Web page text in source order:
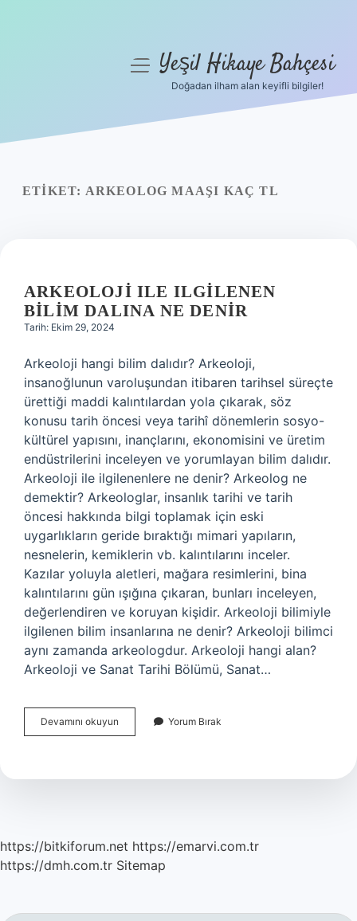
Yasal Uyarı
menüyüYeşil Hikaye Bahçesi
Doğadan ilham alan keyifli bilgiler!
ETIKET: ARKEOLOG MAAŞI KAÇ TL
ARKEOLOJI ILE ILGILENEN
BILIM DALINA NE DENIR
Tarih: Ekim 29, 2024
Arkeoloji hangi bilim dalıdır? Arkeoloji,
insanoğlunun varoluşundan itibaren tarihsel süreçte
ürettiği maddi kalıntılardan yola çıkarak, söz
konusu tarih öncesi veya tarihî dönemlerin sosyo-
kültürel yapısını, inançlarını, ekonomisini ve üretim
endüstrilerini inceleyen ve yorumlayan bilim dalıdır.
Arkeoloji ile ilgilenenlere ne denir? Arkeolog ne
demektir? Arkeologlar, insanlık tarihi ve tarih
öncesi hakkında bilgi toplamak için eski
uygarlıkların geride bıraktığı mimari yapıların,
nesnelerin, kemiklerin vb. kalıntılarını inceler.
Kazılar yoluyla aletleri, mağara resimlerini, bina
kalıntılarını gün ışığına çıkaran, bunları inceleyen,
değerlendiren ve koruyan kişidir. Arkeoloji bilimiyle
ilgilenen bilim insanlarına ne denir? Arkeoloji bilimci
aynı zamanda arkeologdur. Arkeoloji hangi alan?
Arkeoloji ve Sanat Tarihi Bölümü, Sanat…
Devamını okuyun Arkeoloji
Ile
Dalına
Yorum Bırak
https://bitkiforum.net https://emarvi.com.tr
https://dmh.com.tr Sitemap